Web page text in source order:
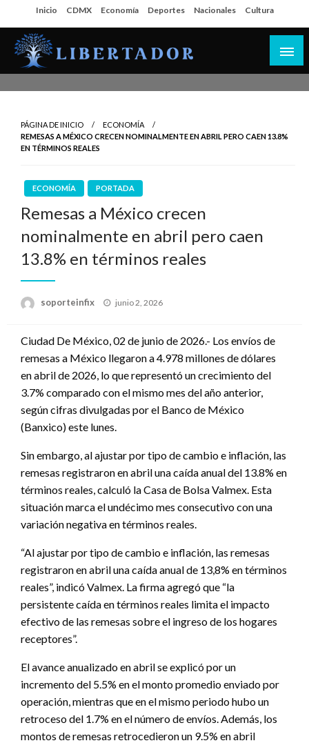
al
contenido
Inicio CDMX Economía Deportes Nacionales Cultura
PÁGINA DE INICIO
ECONOMÍA
REMESAS A MÉXICO CRECEN NOMINALMENTE EN ABRIL PERO CAEN 13.8%
EN TÉRMINOS REALES
ECONOMÍA PORTADA
Remesas a México crecen
nominalmente en abril pero caen
13.8% en términos reales
soporteinfix
Publicado
junio 2, 2026
Ciudad De México, 02 de junio de 2026.- Los envíos de
remesas a México llegaron a 4.978 millones de dólares
en abril de 2026, lo que representó un crecimiento del
3.7% comparado con el mismo mes del año anterior,
según cifras divulgadas por el Banco de México
(Banxico) este lunes.
Sin embargo, al ajustar por tipo de cambio e inflación, las
remesas registraron en abril una caída anual del 13.8% en
términos reales, calculó la Casa de Bolsa Valmex. Esta
situación marca el undécimo mes consecutivo con una
variación negativa en términos reales.
“Al ajustar por tipo de cambio e inflación, las remesas
registraron en abril una caída anual de 13,8% en términos
reales”, indicó Valmex. La firma agregó que “la
persistente caída en términos reales limita el impacto
efectivo de las remesas sobre el ingreso de los hogares
receptores”.
El avance anualizado en abril se explicó por un
incremento del 5.5% en el monto promedio enviado por
operación, mientras que en el mismo periodo hubo un
retroceso del 1.7% en el número de envíos. Además, los
montos de remesas retrocedieron un 9.5% en abril